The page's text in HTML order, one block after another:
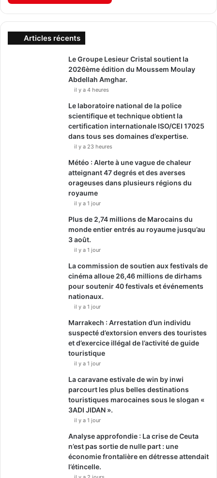
Articles récents
Le Groupe Lesieur Cristal soutient la
2026ème édition du Moussem Moulay
Abdellah Amghar.
il y a 4 heures
Le laboratoire national de la police
scientifique et technique obtient la
certification internationale ISO/CEI 17025
dans tous ses domaines d’expertise.
il y a 23 heures
Météo : Alerte à une vague de chaleur
atteignant 47 degrés et des averses
orageuses dans plusieurs régions du
royaume
il y a 1 jour
Plus de 2,74 millions de Marocains du
monde entier entrés au royaume jusqu’au
3 août.
il y a 1 jour
La commission de soutien aux festivals de
cinéma alloue 26,46 millions de dirhams
pour soutenir 40 festivals et événements
nationaux.
il y a 1 jour
Marrakech : Arrestation d’un individu
suspecté d’extorsion envers des touristes
et d’exercice illégal de l’activité de guide
touristique
il y a 1 jour
La caravane estivale de win by inwi
parcourt les plus belles destinations
touristiques marocaines sous le slogan «
3ADI JIDAN ».
il y a 1 jour
Analyse approfondie : La crise de Ceuta
n’est pas sortie de nulle part : une
économie frontalière en détresse attendait
l’étincelle.